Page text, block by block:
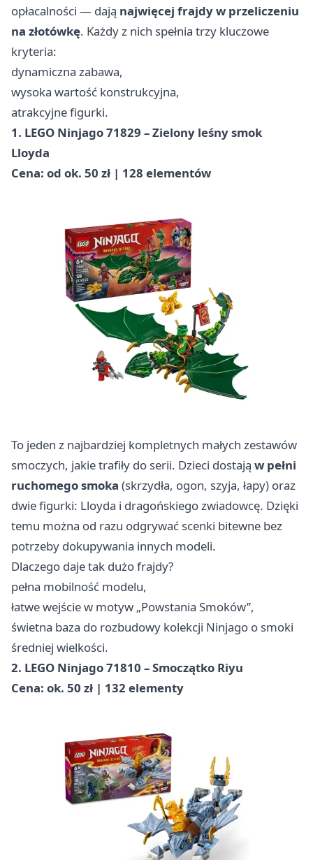
opłacalności — dają najwięcej frajdy w przeliczeniu
na złotówkę. Każdy z nich spełnia trzy kluczowe
kryteria:
dynamiczna zabawa,
wysoka wartość konstrukcyjna,
atrakcyjne figurki.
1. LEGO Ninjago 71829 – Zielony leśny smok
Lloyda
Cena: od ok. 50 zł | 128 elementów
To jeden z najbardziej kompletnych małych zestawów
smoczych, jakie trafiły do serii. Dzieci dostają w pełni
ruchomego smoka (skrzydła, ogon, szyja, łapy) oraz
dwie figurki: Lloyda i dragońskiego zwiadowcę. Dzięki
temu można od razu odgrywać scenki bitewne bez
potrzeby dokupywania innych modeli.
Dlaczego daje tak dużo frajdy?
pełna mobilność modelu,
łatwe wejście w motyw „Powstania Smoków”,
świetna baza do rozbudowy kolekcji Ninjago o smoki
średniej wielkości.
2. LEGO Ninjago 71810 – Smoczątko Riyu
Cena: ok. 50 zł | 132 elementy